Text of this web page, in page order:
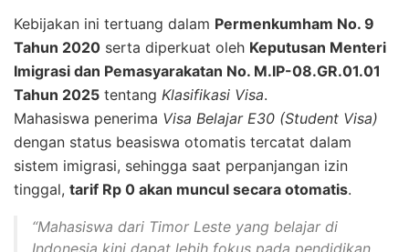
Kebijakan ini tertuang dalam Permenkumham No. 9
Tahun 2020 serta diperkuat oleh Keputusan Menteri
Imigrasi dan Pemasyarakatan No. M.IP-08.GR.01.01
Tahun 2025 tentang Klasifikasi Visa.
Mahasiswa penerima Visa Belajar E30 (Student Visa)
dengan status beasiswa otomatis tercatat dalam
sistem imigrasi, sehingga saat perpanjangan izin
tinggal, tarif Rp 0 akan muncul secara otomatis.
“Mahasiswa dari Timor Leste yang belajar di